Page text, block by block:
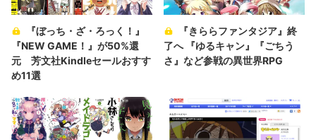
『ぼっち・ざ・ろっく！』
『NEW GAME！』が50%還
元 芳文社Kindleセールおすす
め11選
『きららファンタジア』終
了へ 『ゆるキャン』『ごちう
さ』など参戦の異世界RPG